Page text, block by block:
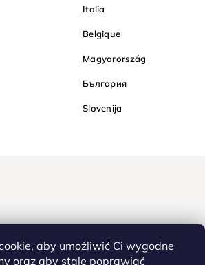
aby umożliwić Ci wygodne
oraz aby stale poprawiać
Italia
Belgique
Magyarország
България
Slovenija